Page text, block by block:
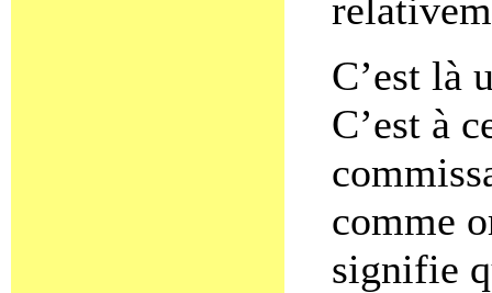
C’est là
C’est à
comme
signifie